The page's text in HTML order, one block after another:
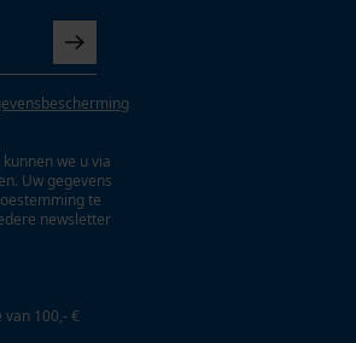
we u via
Uw gegevens
te
newsletter
100,- €